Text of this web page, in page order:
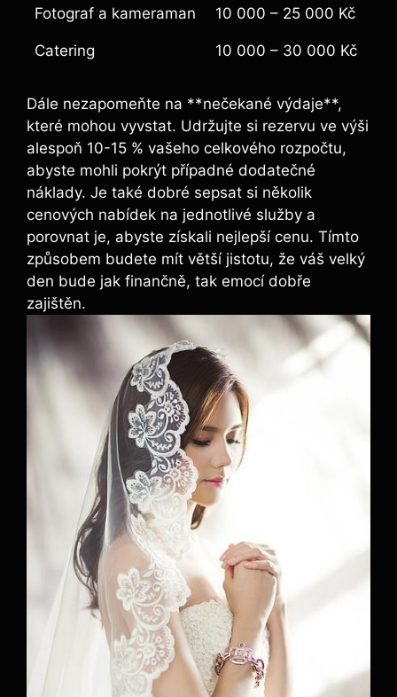
Fotograf a kameraman 10 000 – 25 000 Kč
Catering 10 000 – 30 000 Kč
Dále nezapomeňte na **nečekané výdaje**,
které mohou vyvstat. Udržujte si rezervu ve výši
alespoň 10-15 % vašeho celkového rozpočtu,
abyste mohli pokrýt případné dodatečné
náklady. Je také dobré sepsat si několik
cenových nabídek na jednotlivé služby a
porovnat je, abyste získali nejlepší cenu. Tímto
způsobem budete mít větší jistotu, že váš velký
den bude jak finančně, tak emocí dobře
zajištěn.